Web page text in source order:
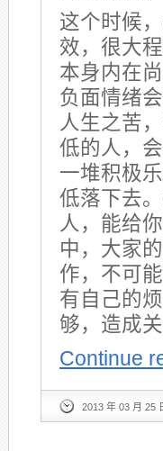
这个时候
效，很大
本身内在
负面情绪
人生之苦
低的人，
一堆积极
低落下去
人，能给
中，大家
作，不可
有自己的
够，造成
Continue
2013 年 03 月 25